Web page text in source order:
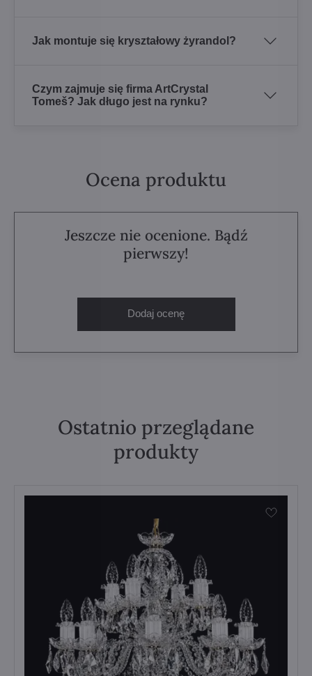
Jak montuje się kryształowy żyrandol?
Czym zajmuje się firma ArtCrystal
Tomeš? Jak długo jest na rynku?
Ocena produktu
Jeszcze nie ocenione. Bądź
pierwszy!
Dodaj ocenę
Ostatnio przeglądane
produkty